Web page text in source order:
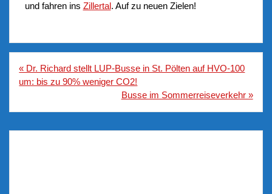
und fahren ins Zillertal. Auf zu neuen Zielen!
Beitragsnavigation
« Dr. Richard stellt LUP-Busse in St. Pölten auf HVO-100
um: bis zu 90% weniger CO2!
Busse im Sommerreiseverkehr »